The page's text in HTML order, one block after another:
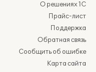
О решениях 1С
Прайс-лист
Поддержка
Обратная связь
Сообщить об ошибке
Карта сайта